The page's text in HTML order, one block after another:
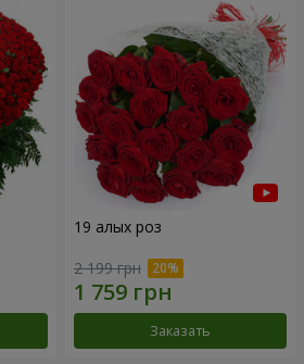
19 алых роз
2 199 грн
Заказать